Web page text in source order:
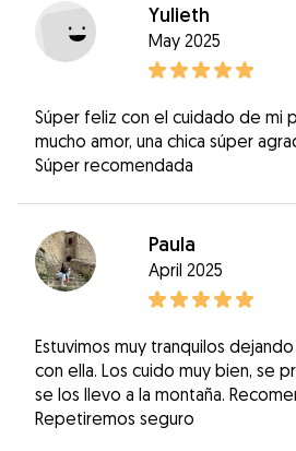
Yulieth
May 2025
Súper feliz con el cuidado de mi
mucho amor, una chica súper
Súper recomendada
Paula
April 2025
Estuvimos muy tranquilos
con ella. Los cuido muy bien, se
se los llevo a la montaña.
Repetiremos seguro